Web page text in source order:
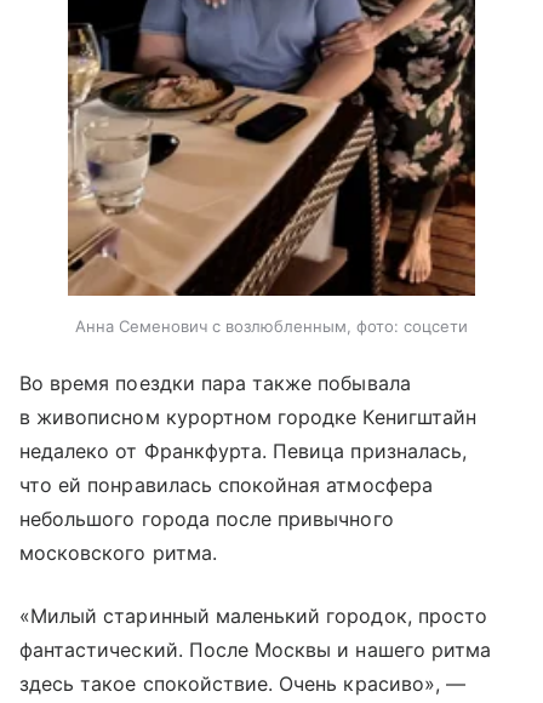
Анна Семенович с возлюбленным, фото: соцсети
Во время поездки пара также побывала
в живописном курортном городке Кенигштайн
недалеко от Франкфурта. Певица призналась,
что ей понравилась спокойная атмосфера
небольшого города после привычного
московского ритма.
«Милый старинный маленький городок, просто
фантастический. После Москвы и нашего ритма
здесь такое спокойствие. Очень красиво», —